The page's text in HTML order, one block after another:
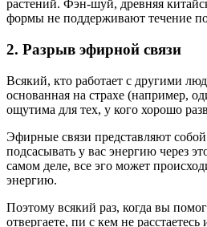
растений. Фэн-шуй, древняя
формы не поддерживают течение
2. Разрыв эфирной связи
Всякий, кто работает с другими
основанная на страхе (например,
ощутима для тех, у кого хорошо
Эфирные связи представляют
подсасывать у вас энергию через
самом деле, все эго может
энергию.
Поэтому всякий раз, когда вы
отвергаете, пи с кем не